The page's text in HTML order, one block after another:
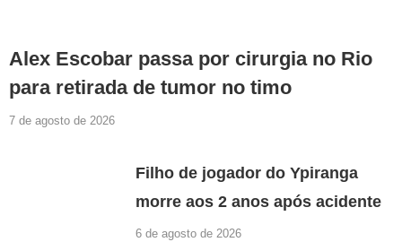
Alex Escobar passa por cirurgia no Rio
para retirada de tumor no timo
7 de agosto de 2026
Filho de jogador do Ypiranga
morre aos 2 anos após acidente
6 de agosto de 2026